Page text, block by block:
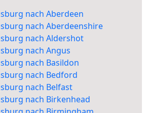
nach Aberdeen
nach Aberdeenshire
nach Aldershot
nach Angus
nach Basildon
nach Bedford
nach Belfast
nach Birkenhead